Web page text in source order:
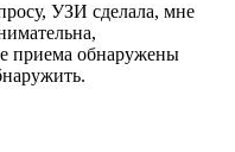
УЗИ сделала, мне
приема обнаружены